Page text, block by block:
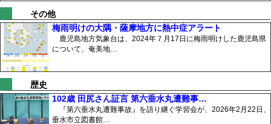
その他
梅雨明けの大隅・薩摩地方に熱中症アラート
鹿児島地方気象台は、2024年７月17日に梅雨明けした鹿児島県
について、奄美地…
歴史
102歳 田尻さん証言 第六垂水丸遭難事…
『第六垂水丸遭難事故』を語り継ぐ学習会が、2026年2月22日、
垂水市立図書館…